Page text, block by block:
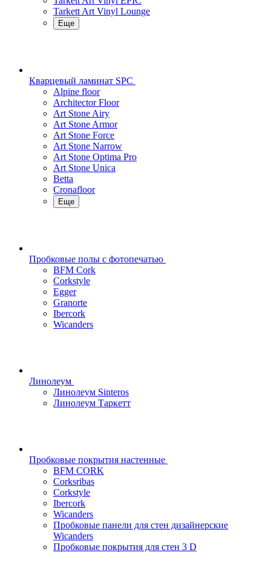
Tarkett Art Vinyl Lounge
Еще
Кварцевый ламинат SPC
Alpine floor
Architector Floor
Art Stone Airy
Art Stone Armor
Art Stone Force
Art Stone Narrow
Art Stone Optima Pro
Art Stone Unica
Betta
Cronafloor
Еще
Пробковые полы с фотопечатью
BFM Cork
Corkstyle
Egger
Granorte
Ibercork
Wicanders
Линолеум
Линолеум Sinteros
Линолеум Таркетт
Пробковые покрытия настенные
BFM CORK
Corksribas
Corkstyle
Ibercork
Wicanders
Пробковые панели для стен дизайнерские
Wicanders
Пробковые покрытия для стен 3 D